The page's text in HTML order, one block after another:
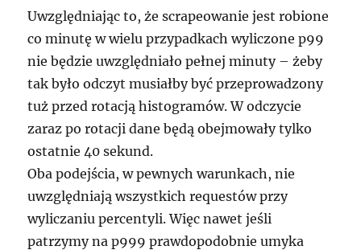
Uwzględniając to, że scrapeowanie jest robione
co minutę w wielu przypadkach wyliczone p99
nie będzie uwzględniało pełnej minuty – żeby
tak było odczyt musiałby być przeprowadzony
tuż przed rotacją histogramów. W odczycie
zaraz po rotacji dane będą obejmowały tylko
ostatnie 40 sekund.
Oba podejścia, w pewnych warunkach, nie
uwzględniają wszystkich requestów przy
wyliczaniu percentyli. Więc nawet jeśli
patrzymy na p999 prawdopodobnie umyka